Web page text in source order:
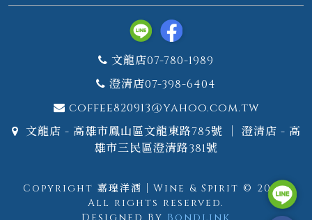
文龍店07-780-1989
澄清店07-398-6404
coffee820913@yahoo.com.tw
文龍店 - 高雄市鳳山區文龍東路785號 ｜ 澄清店 - 高
雄市三民區澄清路381號
Copyright 嘉瑝洋酒｜Wine & Spirit © 2026.
All rights reserved.